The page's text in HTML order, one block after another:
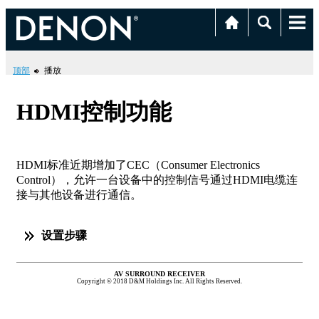
顶部 播放
HDMI控制功能
HDMI标准近期增加了CEC（Consumer Electronics
Control），允许一台设备中的控制信号通过HDMI电缆连
接与其他设备进行通信。
设置步骤
AV SURROUND RECEIVER
Copyright © 2018 D&M Holdings Inc. All Rights Reserved.